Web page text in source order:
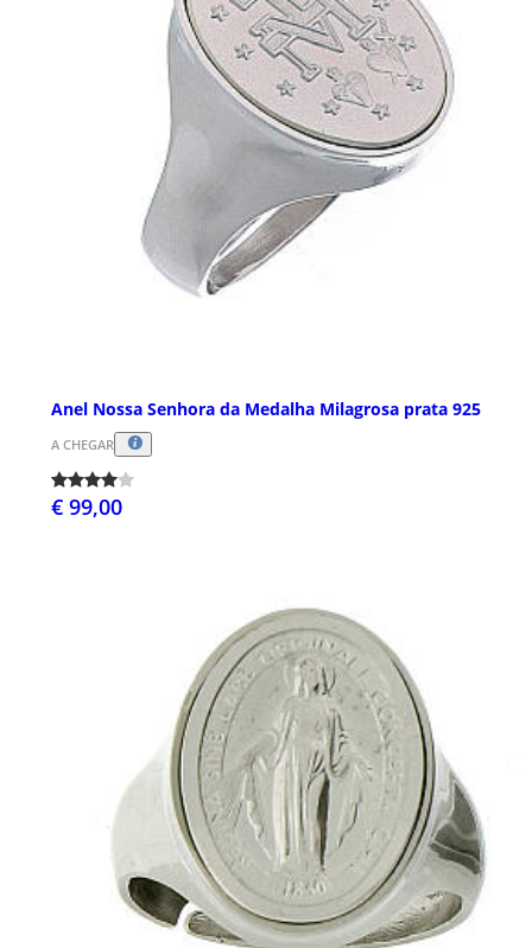
Anel Nossa Senhora da Medalha Milagrosa prata 925
A CHEGAR
€ 99,00